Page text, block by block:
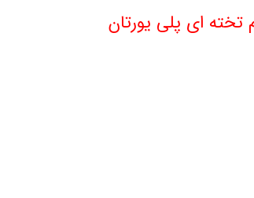
تخته ای پلی یورتان